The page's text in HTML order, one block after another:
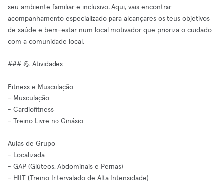
seu ambiente familiar e inclusivo. Aqui, vais encontrar
acompanhamento especializado para alcançares os teus objetivos
de saúde e bem-estar num local motivador que prioriza o cuidado
com a comunidade local.
### 💪 Atividades
Fitness e Musculação
- Musculação
- Cardiofitness
- Treino Livre no Ginásio
Aulas de Grupo
- Localizada
- GAP (Glúteos, Abdominais e Pernas)
- HIIT (Treino Intervalado de Alta Intensidade)